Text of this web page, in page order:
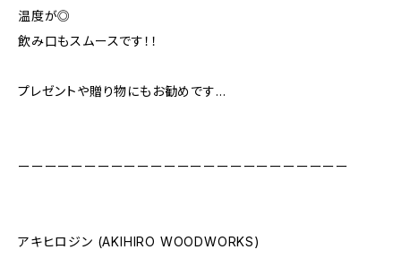
温度が◎
飲み口もスムースです！！
プレゼントや贈り物にもお勧めです…
ーーーーーーーーーーーーーーーーーーーーーーーーー
アキヒロジン (AKIHIRO WOODWORKS)